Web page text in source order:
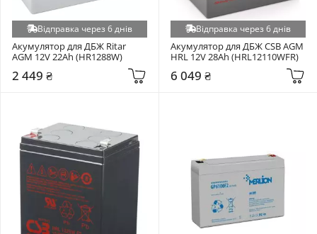
Відправка через 6 днів
Акумулятор для ДБЖ Ritar
AGM 12V 22Ah (HR1288W)
2 449 ₴
Відправка через 6 днів
Акумулятор для ДБЖ CSB AGM
HRL 12V 28Ah (HRL12110WFR)
6 049 ₴